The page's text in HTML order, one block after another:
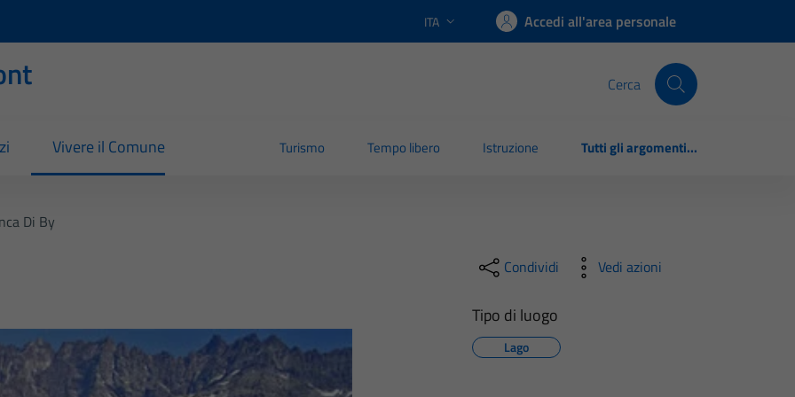
Lingua attiva:
ITA Accedi all'area personale
Cerca
Vivere il Comune Turismo Tempo libero Istruzione Tutti gli argomenti...
Di By
Condividi Vedi azioni
Tipo di luogo
Lago